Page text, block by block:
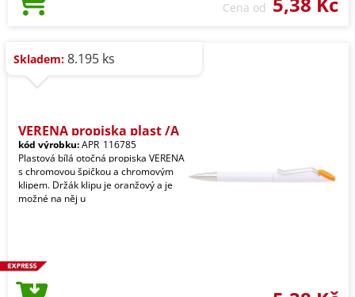
Cena od
Skladem: 8.195 ks
VERENA propiska plast /A
kód výrobku:APR_116785
Plastová bílá otočná propiska VERENA
s chromovou špičkou a chromovým
klipem. Držák klipu je oranžový a je
možné na něj u